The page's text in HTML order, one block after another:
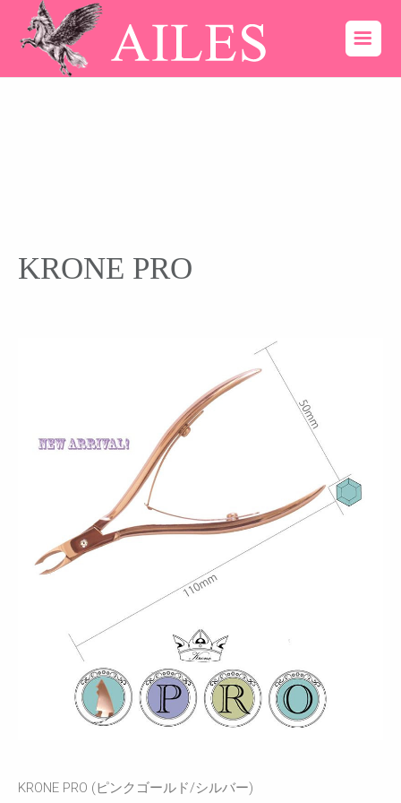
KRONE PRO
KRONE PRO (ピンクゴールド/シルバー)